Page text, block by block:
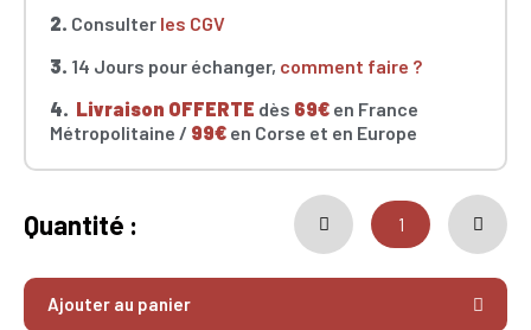
2. Consulter les CGV
3. 14 Jours pour échanger, comment faire ?
4. Livraison OFFERTE dès 69€ en France
Métropolitaine / 99€ en Corse et en Europe
Quantité :
Ajouter au panier